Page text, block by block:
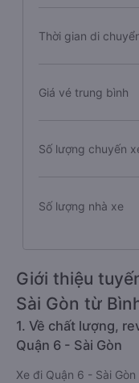
Thời gian di
Giá vé trung bình
Số lượng chuyến
Số lượng nhà xe
Giới thiệu
Sài Gòn từ
1. Về chất lượng,
Quận 6 - Sài Gòn
Xe đi Quận 6 - Sài